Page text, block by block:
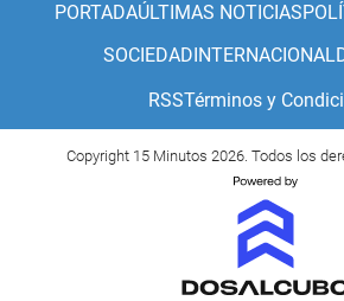
PORTADAÚLTIMAS NOTICIAS
SOCIEDAD INTERNACIONAL
RSSTérminos y
Copyright 15 Minutos 2026. Todos los